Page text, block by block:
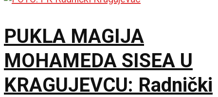
PUKLA MAGIJA
MOHAMEDA SISEA U
KRAGUJEVCU: Radnički